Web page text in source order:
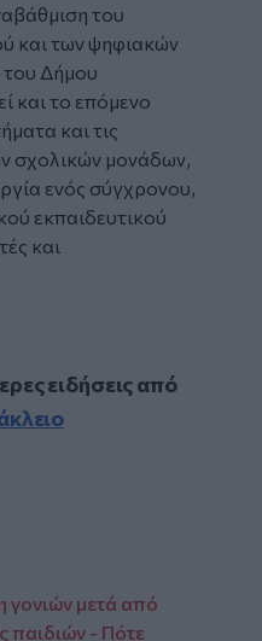
του
και των ψηφιακών
Δήμου
και το επόμενο
και τις
σχολικών μονάδων,
ενός σύγχρονου,
εκπαιδευτικού
και
ειδήσεις από
μετά από
παιδιών - Πότε